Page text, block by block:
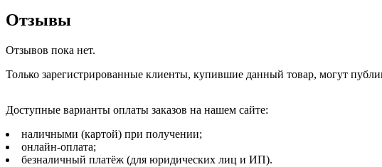
Отзывы
Отзывов пока нет.
Только зарегистрированные клиенты, купившие данный товар, могут
Доступные варианты оплаты заказов на нашем сайте:
наличными (картой) при получении;
онлайн-оплата;
безналичный платёж (для юридических лиц и ИП).